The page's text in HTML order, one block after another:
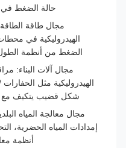
حالة الضغط في
مجال طاقة الطاقة:
الهيدروليكية في محطات
الضغط من أنظمة الطول في
مجال آلات البناء:
الهيدروليكية مثل الحفارات /
شكل قضيب يتكيف مع
مجال معالجة المياه
إمدادات المياه الحضرية،
أنظمة